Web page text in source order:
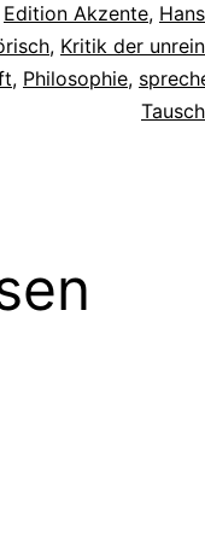
Edition Akzente,
, Kritik der
, Philosophie,